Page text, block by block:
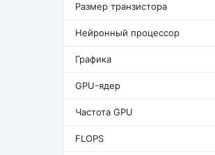
Размер транзистора
Нейронный процессор
Графика
GPU-ядер
Частота GPU
FLOPS